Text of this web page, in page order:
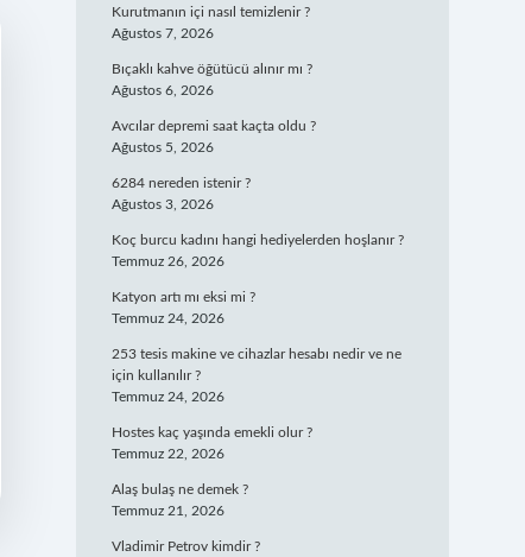
Kurutmanın içi nasıl temizlenir ?
Ağustos 7, 2026
Bıçaklı kahve öğütücü alınır mı ?
Ağustos 6, 2026
Avcılar depremi saat kaçta oldu ?
Ağustos 5, 2026
6284 nereden istenir ?
Ağustos 3, 2026
Koç burcu kadını hangi hediyelerden hoşlanır ?
Temmuz 26, 2026
Katyon artı mı eksi mi ?
Temmuz 24, 2026
253 tesis makine ve cihazlar hesabı nedir ve ne
için kullanılır ?
Temmuz 24, 2026
Hostes kaç yaşında emekli olur ?
Temmuz 22, 2026
Alaş bulaş ne demek ?
Temmuz 21, 2026
Vladimir Petrov kimdir ?